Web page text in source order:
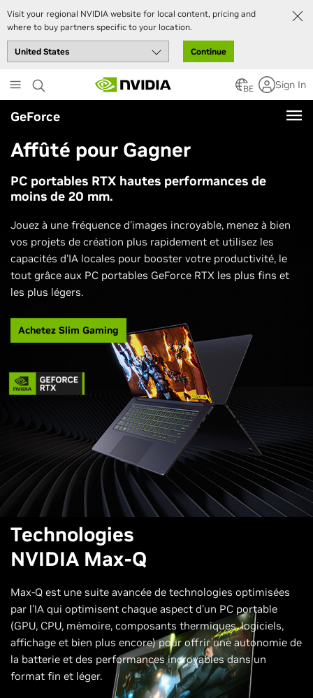
Visit your regional NVIDIA website for local content, pricing and
where to buy partners specific to your location.
Continue
to
main
content
BE Sign In
GeForce
Affûté pour Gagner
PC portables RTX hautes performances de
moins de 20 mm.
Jouez à une fréquence d'images incroyable, menez à bien
vos projets de création plus rapidement et utilisez les
capacités d'IA locales pour booster votre productivité, le
tout grâce aux PC portables GeForce RTX les plus fins et
les plus légers.
Achetez Slim Gaming
Technologies
NVIDIA Max-Q
Max-Q est une suite avancée de technologies optimisées
par l'IA qui optimisent chaque aspect d'un PC portable
(GPU, CPU, mémoire, composants thermiques, logiciels,
affichage et bien plus encore) pour offrir une autonomie de
la batterie et des performances incroyables dans un
format fin et léger.